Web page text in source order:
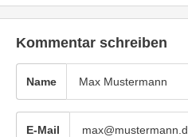
Kommentar schreiben
Name
E-Mail